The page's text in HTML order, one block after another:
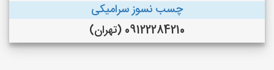
چسب نسوز سرامیکی
09122284210 (تهران)